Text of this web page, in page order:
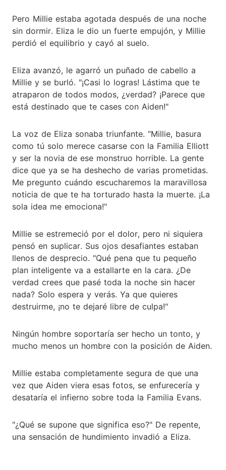
Pero Millie estaba agotada después de una noche
sin dormir. Eliza le dio un fuerte empujón, y Millie
perdió el equilibrio y cayó al suelo.
Eliza avanzó, le agarró un puñado de cabello a
Millie y se burló. "¡Casi lo logras! Lástima que te
atraparon de todos modos, ¿verdad? ¡Parece que
está destinado que te cases con Aiden!"
La voz de Eliza sonaba triunfante. "Millie, basura
como tú solo merece casarse con la Familia Elliott
y ser la novia de ese monstruo horrible. La gente
dice que ya se ha deshecho de varias prometidas.
Me pregunto cuándo escucharemos la maravillosa
noticia de que te ha torturado hasta la muerte. ¡La
sola idea me emociona!"
Millie se estremeció por el dolor, pero ni siquiera
pensó en suplicar. Sus ojos desafiantes estaban
llenos de desprecio. "Qué pena que tu pequeño
plan inteligente va a estallarte en la cara. ¿De
verdad crees que pasé toda la noche sin hacer
nada? Solo espera y verás. Ya que quieres
destruirme, ¡no te dejaré libre de culpa!"
Ningún hombre soportaría ser hecho un tonto, y
mucho menos un hombre con la posición de Aiden.
Millie estaba completamente segura de que una
vez que Aiden viera esas fotos, se enfurecería y
desataría el infierno sobre toda la Familia Evans.
"¿Qué se supone que significa eso?" De repente,
una sensación de hundimiento invadió a Eliza.